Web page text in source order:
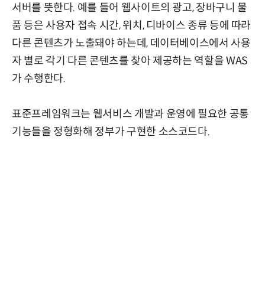
서버를 뜻한다. 예를 들어 웹사이트의 광고, 장바구니 물
품 등은 사용자 접속 시간, 위치, 디바이스 종류 등에 따라
다른 콘텐츠가 노출돼야 하는데, 데이터베이스에서 사용
자 별로 각기 다른 콘텐츠를 찾아 제공하는 역할을 WAS
가 수행한다.
표준프레임워크는 웹서비스 개발과 운영에 필요한 공통
기능들을 정형화해 정부가 구현한 소스코드다.